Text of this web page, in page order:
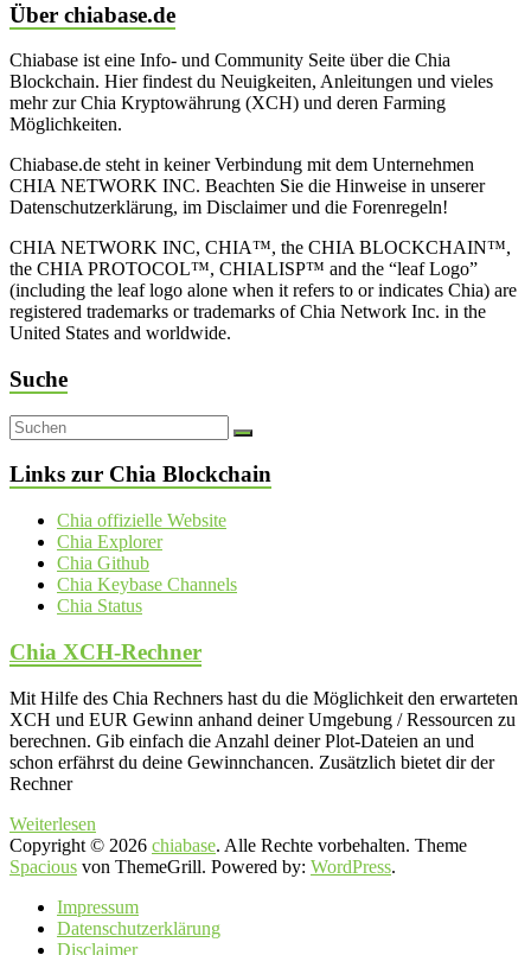
Über chiabase.de
Chiabase ist eine Info- und Community Seite über die Chia
Blockchain. Hier findest du Neuigkeiten, Anleitungen und vieles
mehr zur Chia Kryptowährung (XCH) und deren Farming
Möglichkeiten.
Chiabase.de steht in keiner Verbindung mit dem Unternehmen
CHIA NETWORK INC. Beachten Sie die Hinweise in unserer
Datenschutzerklärung, im Disclaimer und die Forenregeln!
CHIA NETWORK INC, CHIA™, the CHIA BLOCKCHAIN™,
the CHIA PROTOCOL™, CHIALISP™ and the “leaf Logo”
(including the leaf logo alone when it refers to or indicates Chia) are
registered trademarks or trademarks of Chia Network Inc. in the
United States and worldwide.
Suche
Links zur Chia Blockchain
Chia offizielle Website
Chia Explorer
Chia Github
Chia Keybase Channels
Chia Status
Chia XCH-Rechner
Mit Hilfe des Chia Rechners hast du die Möglichkeit den erwarteten
XCH und EUR Gewinn anhand deiner Umgebung / Ressourcen zu
berechnen. Gib einfach die Anzahl deiner Plot-Dateien an und
schon erfährst du deine Gewinnchancen. Zusätzlich bietet dir der
Rechner
Weiterlesen
Copyright © 2026 chiabase. Alle Rechte vorbehalten. Theme
Spacious von ThemeGrill. Powered by: WordPress.
Impressum
Datenschutzerklärung
Disclaimer